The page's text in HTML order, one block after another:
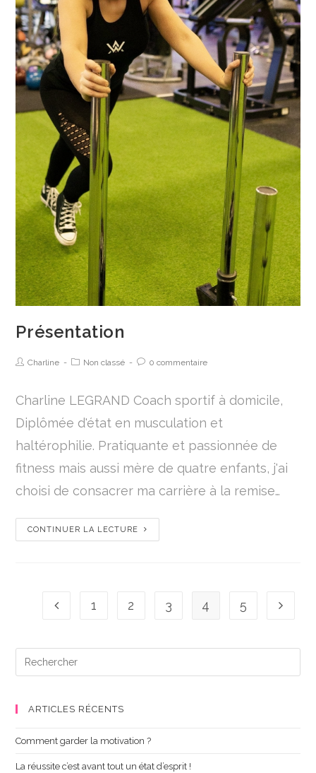
Présentation
Charline Non classé 0 commentaire
Charline LEGRAND Coach sportif à domicile,
Diplômée d'état en musculation et
haltérophilie. Pratiquante et passionnée de
fitness mais aussi mère de quatre enfants, j'ai
choisi de consacrer ma carrière à la remise…
CONTINUER LA LECTURE
1 2 3 4 5
ARTICLES RÉCENTS
Comment garder la motivation ?
La réussite c’est avant tout un état d’esprit !